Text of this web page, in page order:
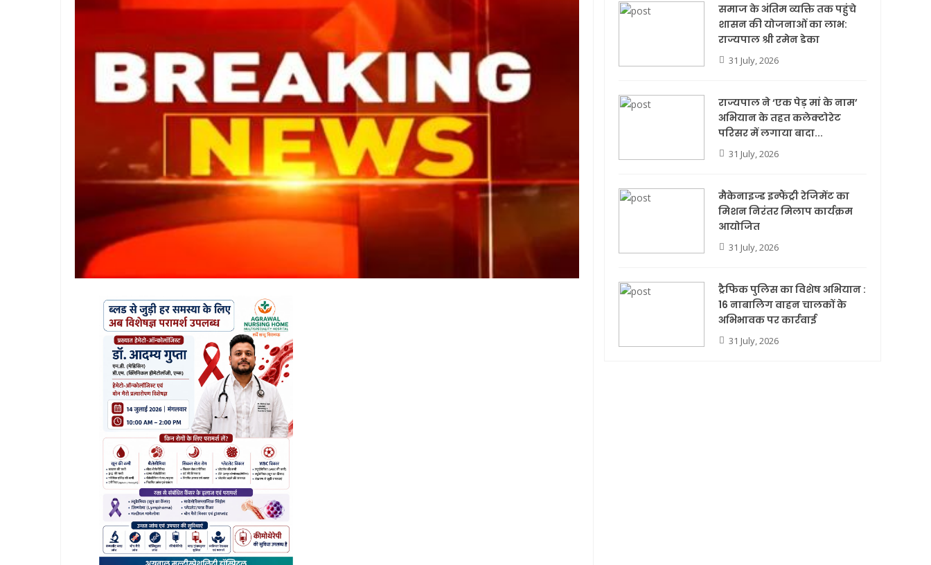
समाज के अंतिम व्यक्ति तक पहुंचे
शासन की योजनाओं का लाभ:
राज्यपाल श्री रमेन डेका
31 July, 2026
राज्यपाल ने ‘एक पेड़ मां के नाम’
अभियान के तहत कलेक्टोरेट
परिसर में लगाया बादा...
31 July, 2026
मैकेनाइज्ड इन्फैंट्री रेजिमेंट का
मिशन निरंतर मिलाप कार्यक्रम
आयोजित
31 July, 2026
ट्रैफिक पुलिस का विशेष अभियान :
16 नाबालिग वाहन चालकों के
अभिभावक पर कार्रवाई
31 July, 2026